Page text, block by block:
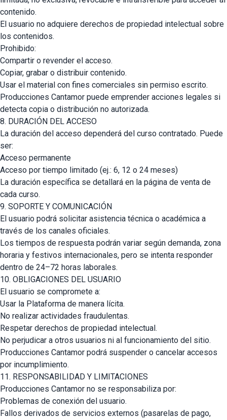
contenido.
El usuario no adquiere derechos de propiedad intelectual sobre
los contenidos.
Prohibido:
Compartir o revender el acceso.
Copiar, grabar o distribuir contenido.
Usar el material con fines comerciales sin permiso escrito.
Producciones Cantamor puede emprender acciones legales si
detecta copia o distribución no autorizada.
8. DURACIÓN DEL ACCESO
La duración del acceso dependerá del curso contratado. Puede
ser:
Acceso permanente
Acceso por tiempo limitado (ej.: 6, 12 o 24 meses)
La duración específica se detallará en la página de venta de
cada curso.
9. SOPORTE Y COMUNICACIÓN
El usuario podrá solicitar asistencia técnica o académica a
través de los canales oficiales.
Los tiempos de respuesta podrán variar según demanda, zona
horaria y festivos internacionales, pero se intenta responder
dentro de 24–72 horas laborales.
10. OBLIGACIONES DEL USUARIO
El usuario se compromete a:
Usar la Plataforma de manera lícita.
No realizar actividades fraudulentas.
Respetar derechos de propiedad intelectual.
No perjudicar a otros usuarios ni al funcionamiento del sitio.
Producciones Cantamor podrá suspender o cancelar accesos
por incumplimiento.
11. RESPONSABILIDAD Y LIMITACIONES
Producciones Cantamor no se responsabiliza por:
Problemas de conexión del usuario.
Fallos derivados de servicios externos (pasarelas de pago,